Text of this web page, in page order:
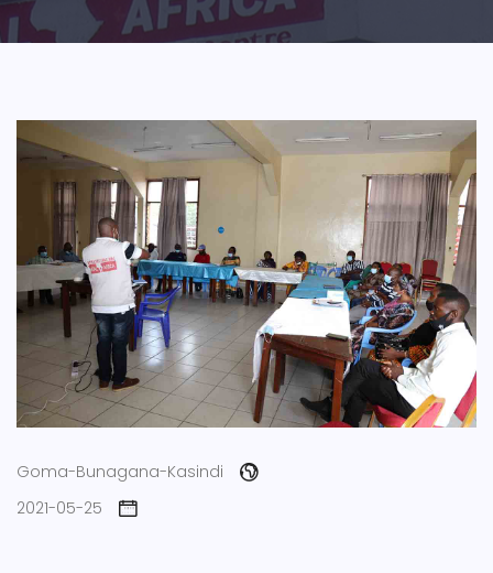
Goma-Bunagana-Kasindi
2021-05-25